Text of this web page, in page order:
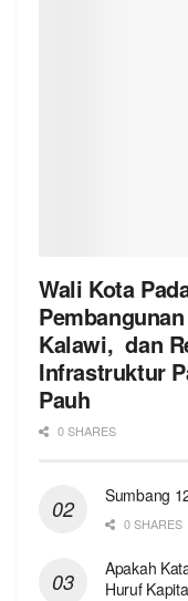
Wali Kota
Kalawi, dan
Infrastruktur
Pauh
0 SHARES
Sumbang
0 SHARES
Apakah
Huruf